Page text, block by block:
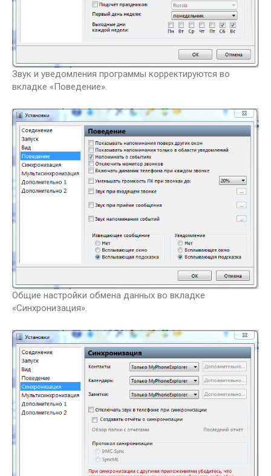
Звук и уведомления программы корректируются во
вкладке «Поведение».
Общие настройки обмена данных во вкладке
«Синхронизация».